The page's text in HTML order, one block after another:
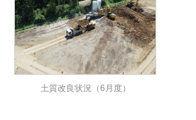
土質改良状況（6月度）